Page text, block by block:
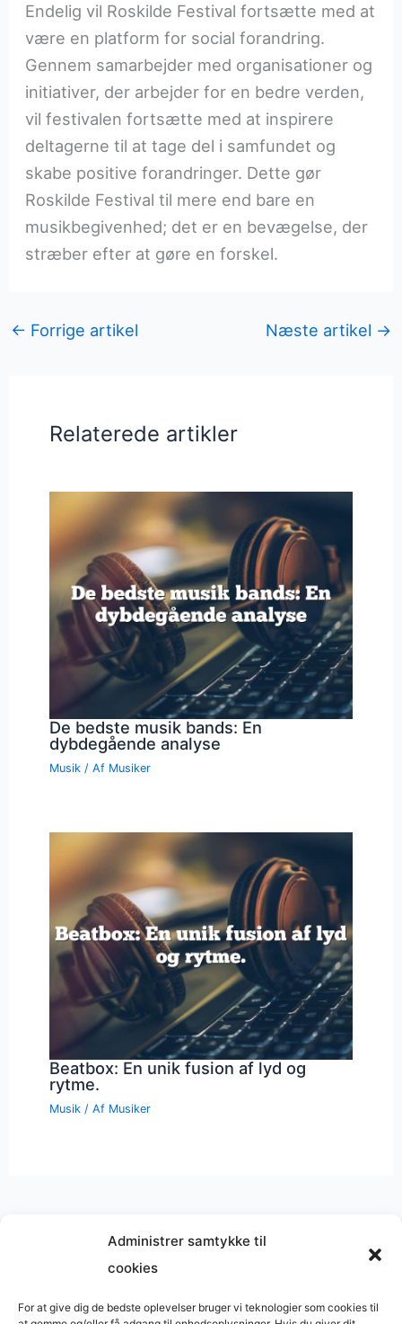
Administrer samtykke til
cookies
For at give dig de bedste oplevelser bruger vi teknologier som cookies til
Endelig vil Roskilde Festival fortsætte med at
være en platform for social forandring.
Gennem samarbejder med organisationer og
initiativer, der arbejder for en bedre verden,
vil festivalen fortsætte med at inspirere
deltagerne til at tage del i samfundet og
skabe positive forandringer. Dette gør
Roskilde Festival til mere end bare en
musikbegivenhed; det er en bevægelse, der
stræber efter at gøre en forskel.
← Forrige artikel Næste artikel →
Relaterede artikler
De bedste musik bands: En
dybdegående analyse
Musik / Af Musiker
Beatbox: En unik fusion af lyd og
rytme.
Musik / Af Musiker
Musik på
Copyright © 2026 BasimWorld